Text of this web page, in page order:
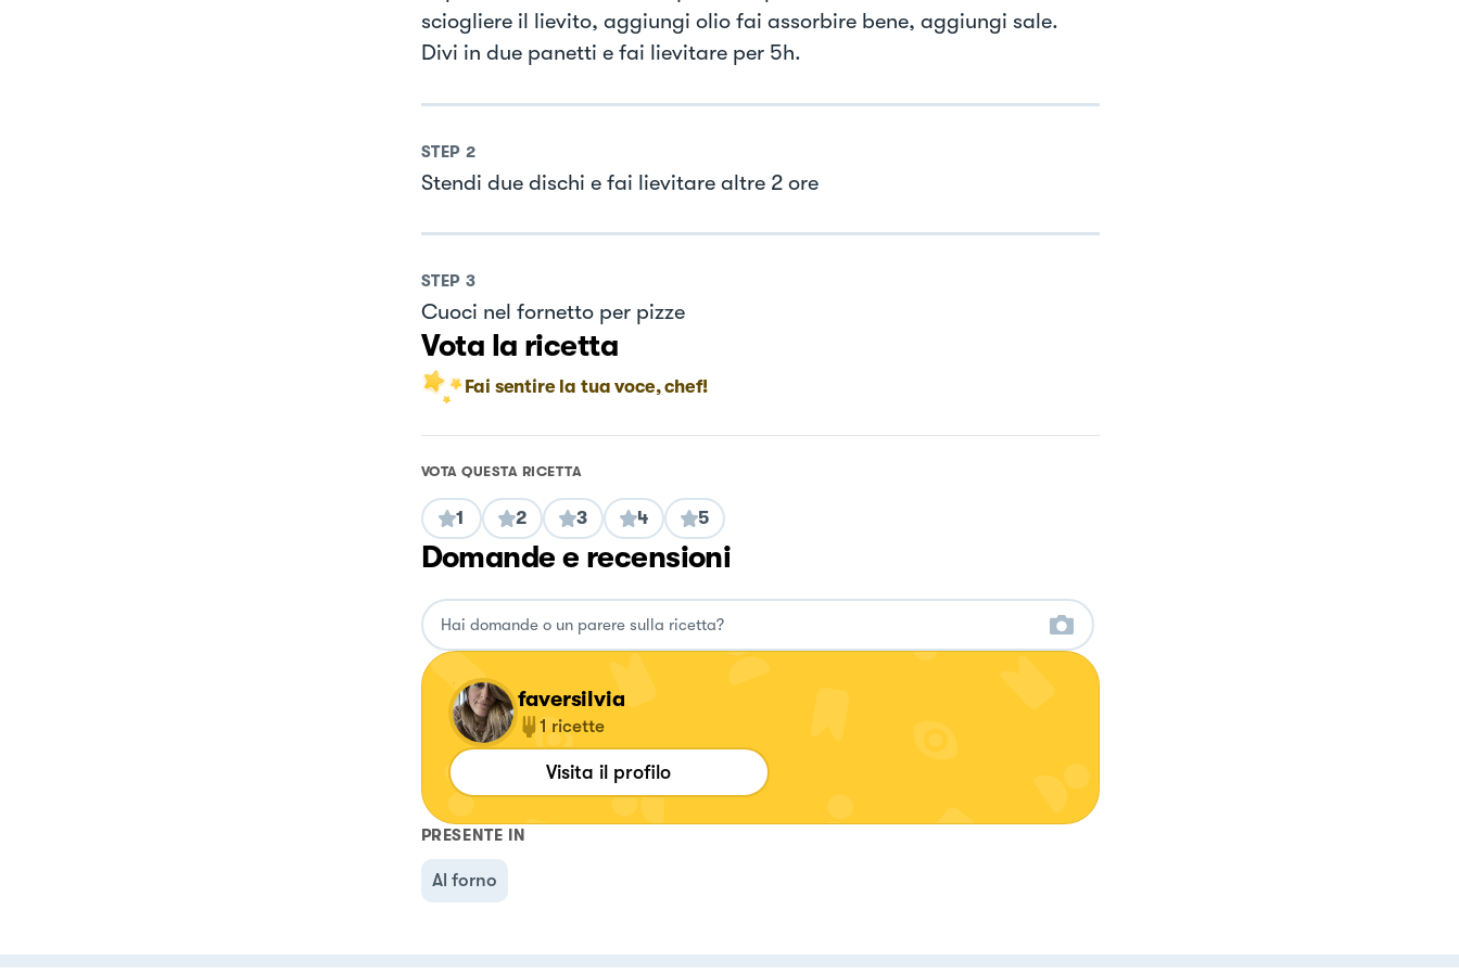
sciogliere il lievito, aggiungi olio fai assorbire bene, aggiungi sale.
Divi in due panetti e fai lievitare per 5h.
STEP 2
Stendi due dischi e fai lievitare altre 2 ore
STEP 3
Cuoci nel fornetto per pizze
Vota la ricetta
Fai sentire la tua voce, chef!
VOTA QUESTA RICETTA
1 2 3 4 5
Domande e recensioni
faversilvia
1 ricette
Visita il profilo
PRESENTE IN
Al forno